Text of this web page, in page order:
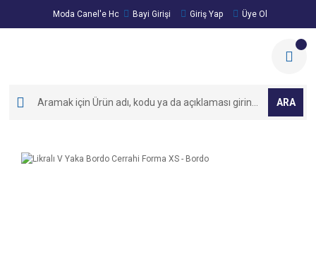
Moda Canel'e Hoşgeldiniz!
Bayi Girişi Giriş Yap Üye Ol
ARA